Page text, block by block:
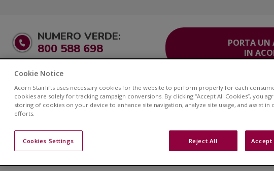
NUMERO VERDE:
800 588 698
PORTA UN
IN
GRATUITO Corsia Veloce® Area Clienti Servizio Clienti Contatti
Blog
relative ai montascale e ottieni consigli su stili di vita e
Cookie Notice
Acorn Stairlifts uses necessary cookies for the website to perform properly for each
cookies are solely for tracking campaign conversions. By clicking “Accept All Cookies”, you
storing of cookies on your device to enhance site navigation, analyze site usage, and assist in
efforts.
Reject All Accept
Cookies Settings